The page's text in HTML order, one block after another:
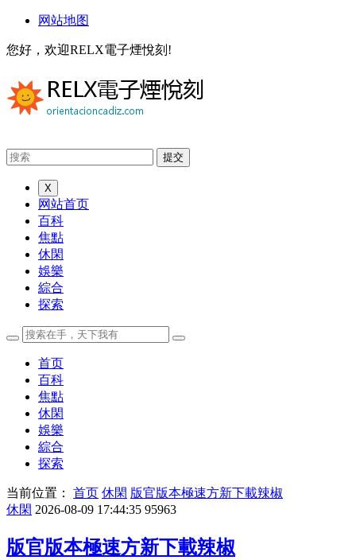
网站地图
您好，欢迎RELX電子煙悅刻!
X
网站首页
百科
焦點
休閑
娛樂
綜合
探索
首页
百科
焦點
休閑
娛樂
綜合
探索
当前位置： 首页 休閑 版官版本極速方新下載辣椒
休閑 2026-08-09 17:44:35 95963
版官版本極速方新下載辣椒